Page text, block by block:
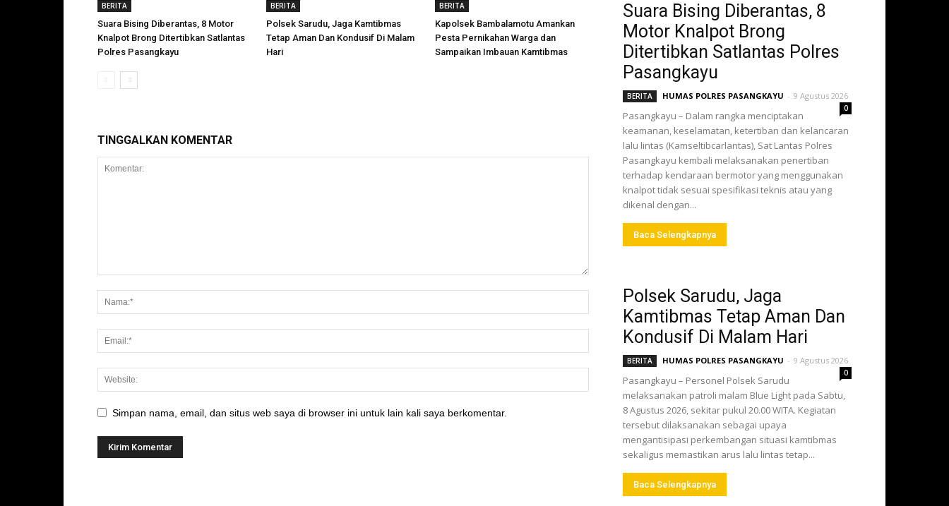
BERITA
Suara Bising Diberantas, 8 Motor
Knalpot Brong Ditertibkan Satlantas
Polres Pasangkayu
BERITA
Polsek Sarudu, Jaga Kamtibmas
Tetap Aman Dan Kondusif Di Malam
Hari
BERITA
Kapolsek Bambalamotu Amankan
Pesta Pernikahan Warga dan
Sampaikan Imbauan Kamtibmas
TINGGALKAN KOMENTAR
Simpan nama, email, dan situs web saya di browser ini untuk lain kali saya berkomentar.
Suara Bising Diberantas, 8
Motor Knalpot Brong
Ditertibkan Satlantas Polres
Pasangkayu
BERITA HUMAS POLRES PASANGKAYU - 9 Agustus 2026
0
Pasangkayu – Dalam rangka menciptakan
keamanan, keselamatan, ketertiban dan kelancaran
lalu lintas (Kamseltibcarlantas), Sat Lantas Polres
Pasangkayu kembali melaksanakan penertiban
terhadap kendaraan bermotor yang menggunakan
knalpot tidak sesuai spesifikasi teknis atau yang
dikenal dengan...
Baca Selengkapnya
Polsek Sarudu, Jaga
Kamtibmas Tetap Aman Dan
Kondusif Di Malam Hari
BERITA HUMAS POLRES PASANGKAYU - 9 Agustus 2026
0
Pasangkayu – Personel Polsek Sarudu
melaksanakan patroli malam Blue Light pada Sabtu,
8 Agustus 2026, sekitar pukul 20.00 WITA. Kegiatan
tersebut dilaksanakan sebagai upaya
mengantisipasi perkembangan situasi kamtibmas
sekaligus memastikan arus lalu lintas tetap...
Baca Selengkapnya